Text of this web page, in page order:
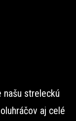
našu streleckú
aj celé